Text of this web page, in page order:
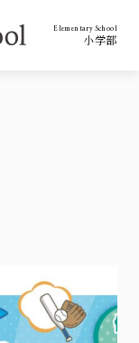
Elementary School
小学部